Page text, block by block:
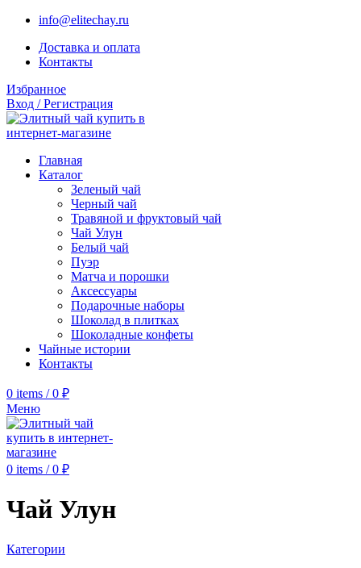
info@elitechay.ru
Доставка и оплата
Контакты
Избранное
Вход / Регистрация
Главная
Каталог
Зеленый чай
Черный чай
Травяной и фруктовый чай
Чай Улун
Белый чай
Пуэр
Матча и порошки
Аксессуары
Подарочные наборы
Шоколад в плитках
Шоколадные конфеты
Чайные истории
Контакты
0 items / 0 ₽
Меню
0 items / 0 ₽
Чай Улун
Категории